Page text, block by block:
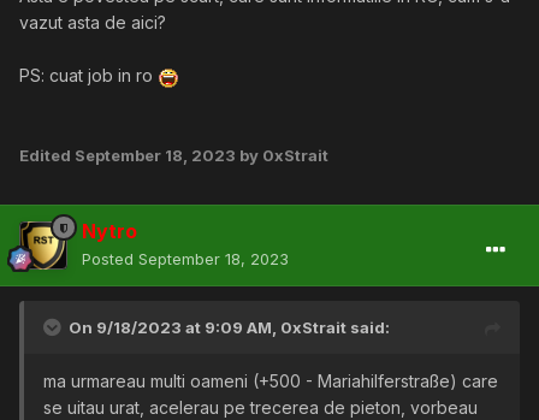
vazut asta de aici?
PS: cuat job in ro
Edited September 18, 2023 by 0xStrait
Nytro
Posted September 18, 2023
On 9/18/2023 at 9:09 AM, 0xStrait said:
ma urmareau multi oameni (+500 - Mariahilferstraße) care
se uitau urat, acelerau pe trecerea de pieton, vorbeau